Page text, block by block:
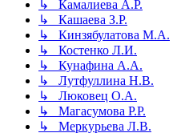
↳ Камалиева А.Р.
↳ Кашаева З.Р.
↳ Кинзябулатова М.А.
↳ Костенко Л.И.
↳ Кунафина А.А.
↳ Лутфуллина Н.В.
↳ Люковец О.А.
↳ Магасумова Р.Р.
↳ Меркурьева Л.В.